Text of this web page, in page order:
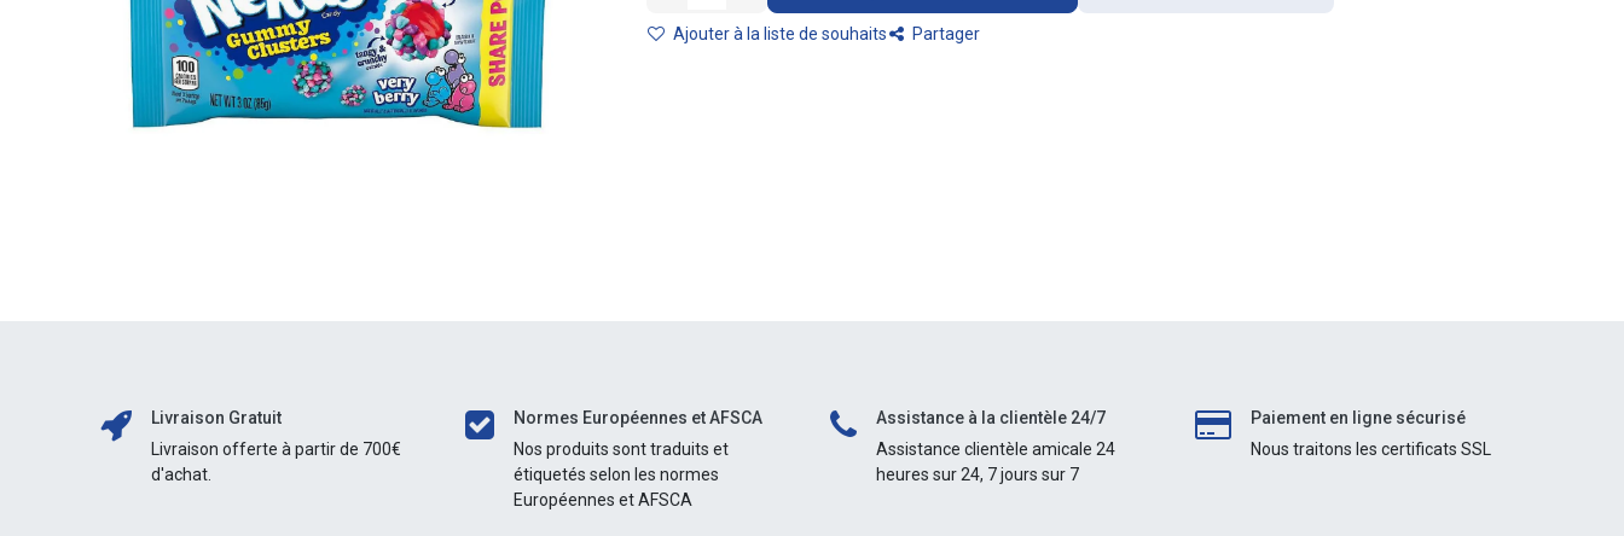
Ajouter à la liste de souhaits Partager
Livraison Gratuit
Livraison offerte à partir de 700€
d'achat.
Normes Européennes et AFSCA
Nos produits sont traduits et
étiquetés selon les normes
Européennes et AFSCA
Assistance à la clientèle 24/7
Assistance clientèle amicale 24
heures sur 24, 7 jours sur 7
Paiement en ligne sécurisé
Nous traitons les certificats SSL